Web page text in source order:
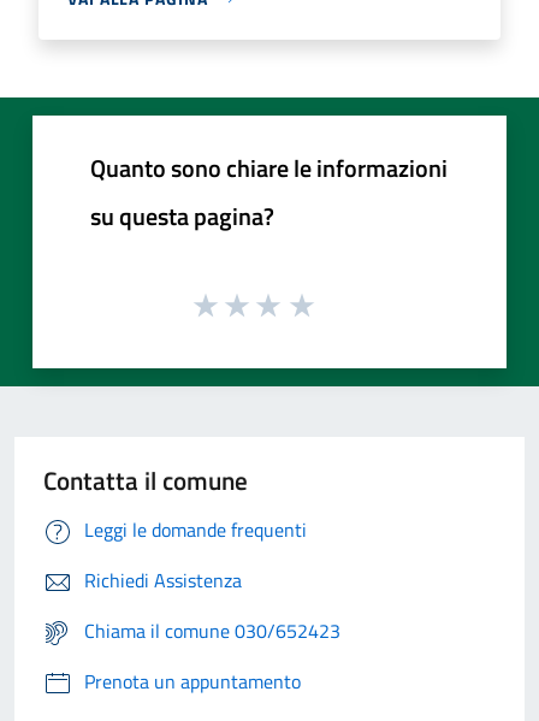
Quanto sono chiare le informazioni
su questa pagina?
Contatta il comune
Leggi le domande frequenti
Richiedi Assistenza
Chiama il comune 030/652423
Prenota un appuntamento